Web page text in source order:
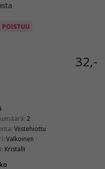
POISTUU
32,-
2
Viistehiottu
Valkoinen
Kristalli